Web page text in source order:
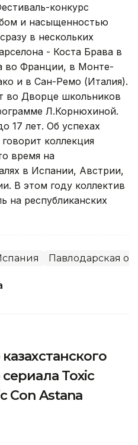
конкурс
и насыщенностью
в нескольких
- Коста Брава в
во Франции, в Монте-
и в Сан-Ремо (Италия).
во Дворце школьников
Л.Корнюхиной.
17 лет. Об успехах
коллекция
время на
в Испании, Австрии,
В этом году коллектив
на республиканских
Павлодарская
Toxic
Con Astana